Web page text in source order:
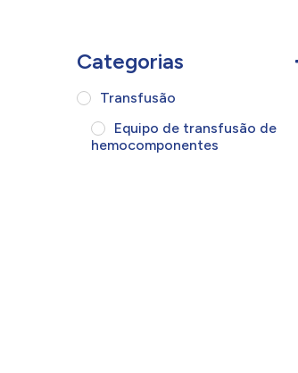
Categorias
Transfusão
Equipo de transfusão de
hemocomponentes